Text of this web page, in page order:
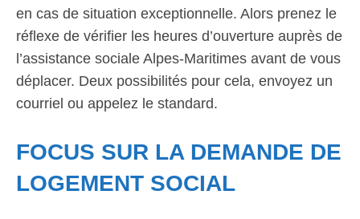
en cas de situation exceptionnelle. Alors prenez le
réflexe de vérifier les heures d’ouverture auprès de
l’assistance sociale Alpes-Maritimes avant de vous
déplacer. Deux possibilités pour cela, envoyez un
courriel ou appelez le standard.
FOCUS SUR LA DEMANDE DE
LOGEMENT SOCIAL